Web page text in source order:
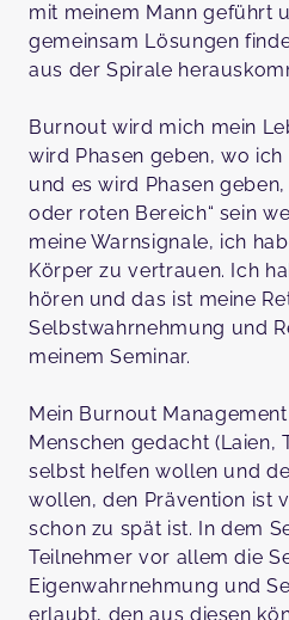
mit meinem Mann geführt
gemeinsam Lösungen
aus der Spirale
Burnout wird mich mein
wird Phasen geben, wo ich
und es wird Phasen
oder roten Bereich“ sein
meine Warnsignale, ich
Körper zu vertrauen. Ich
hören und das ist meine
Selbstwahrnehmung und
meinem Seminar.
Mein Burnout
Menschen gedacht (Laien,
selbst helfen wollen und
wollen, den Prävention ist
schon zu spät ist. In dem
Teilnehmer vor allem die
Eigenwahrnehmung und
erlaubt, den aus diesen